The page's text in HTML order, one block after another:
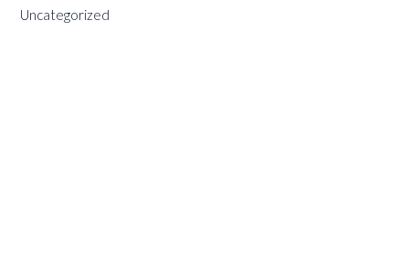
Uncategorized